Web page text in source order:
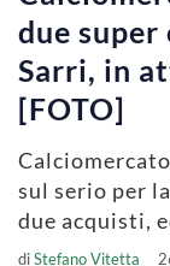
due
Sarri, in
[FOTO]
sul serio per
due acquisti,
diStefano Vitetta